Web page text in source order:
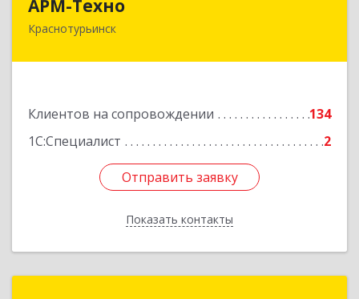
АРМ-Техно
Краснотурьинск
Клиентов на сопровождении
134
1С:Специалист
2
Отправить заявку
Показать контакты
624447, Свердловская обл, Краснотурьинск г,
Отправить заявку
Назад